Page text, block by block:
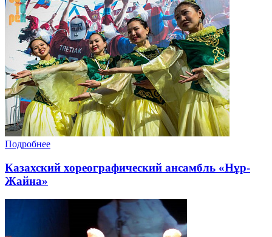
Подробнее
Казахский хореографический ансамбль «Нұр-
Жайна»